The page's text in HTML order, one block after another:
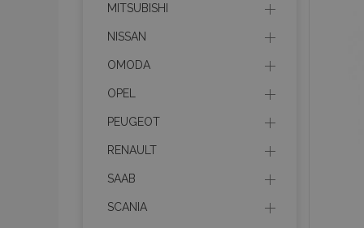
MITSUBISHI
NISSAN
OMODA
OPEL
PEUGEOT
RENAULT
SAAB
SCANIA